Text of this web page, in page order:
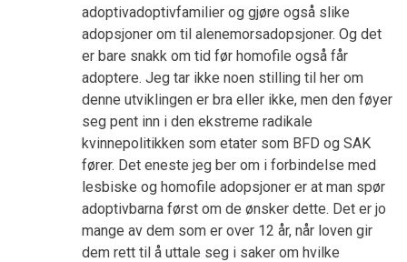
adoptivadoptivfamilier og gjøre også slike
adopsjoner om til alenemorsadopsjoner. Og det
er bare snakk om tid før homofile også får
adoptere. Jeg tar ikke noen stilling til her om
denne utviklingen er bra eller ikke, men den føyer
seg pent inn i den ekstreme radikale
kvinnepolitikken som etater som BFD og SAK
fører. Det eneste jeg ber om i forbindelse med
lesbiske og homofile adopsjoner er at man spør
adoptivbarna først om de ønsker dette. Det er jo
mange av dem som er over 12 år, når loven gir
dem rett til å uttale seg i saker om hvilke